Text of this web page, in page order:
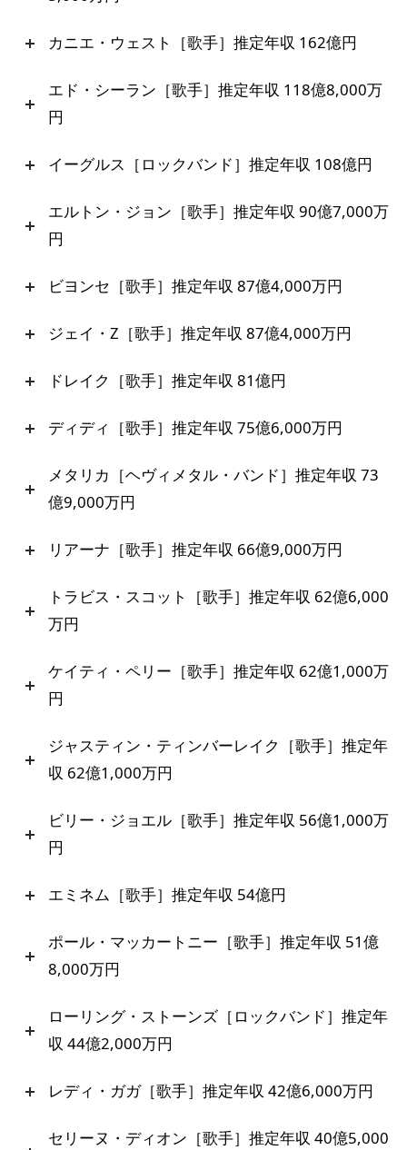
カニエ・ウェスト［歌手］推定年収 162億円
エド・シーラン［歌手］推定年収 118億8,000万
円
イーグルス［ロックバンド］推定年収 108億円
エルトン・ジョン［歌手］推定年収 90億7,000万
円
ビヨンセ［歌手］推定年収 87億4,000万円
ジェイ・Z［歌手］推定年収 87億4,000万円
ドレイク［歌手］推定年収 81億円
ディディ［歌手］推定年収 75億6,000万円
メタリカ［ヘヴィメタル・バンド］推定年収 73
億9,000万円
リアーナ［歌手］推定年収 66億9,000万円
トラビス・スコット［歌手］推定年収 62億6,000
万円
ケイティ・ペリー［歌手］推定年収 62億1,000万
円
ジャスティン・ティンバーレイク［歌手］推定年
収 62億1,000万円
ビリー・ジョエル［歌手］推定年収 56億1,000万
円
エミネム［歌手］推定年収 54億円
ポール・マッカートニー［歌手］推定年収 51億
8,000万円
ローリング・ストーンズ［ロックバンド］推定年
収 44億2,000万円
レディ・ガガ［歌手］推定年収 42億6,000万円
セリーヌ・ディオン［歌手］推定年収 40億5,000